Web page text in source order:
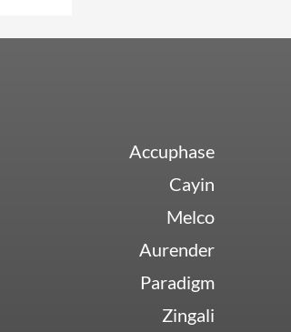
Accuphase
Cayin
Melco
Aurender
Paradigm
Zingali